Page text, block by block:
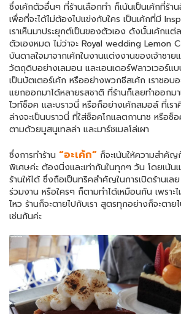
ซึ่งเค้กตัวอื่นๆ ที่ร้านเลือกทำ ก็เน้นเป็นเค้กที่ร้าน
เพื่อที่จะได้ไม่ต้องไปแข่งกับใคร เป็นเค้กที่มี
เราเห็นมาประยุกต์เป็นของตัวเอง ดังนั้นเค้กแต่
ตัวเองหมด ไม่ว่าจะ Royal wedding Lemon
บันดาลใจมาจากเค้กในงานแต่งงานของเจ้าชาย
วัตถุดิบอย่างเลมอน และเอนเดอร์ฟลาวเวอร์แ
เป็นบัตเตอร์เค้ก หรืออย่างพวกชีสเค้ก เราชอบ
แยกออกมาได้หลายรสชาติ ที่ร้านก็เลยทำออกม
ไวท์ช็อค และบราวนี่ หรือก็อย่างเค้กสมอล์ ที่เร
ล่างจะเป็นบราวนี่ ที่ใส่ช็อคโกแลตกานาช หรือช็
ตามด้วยมูสนูเทลล่า และมาร์ชเมลโล่เผา
ซึ่งการทำร้าน “อะเค้ก” ก็จะเน้นให้ความสำคั
พิเศษค่ะ ต้องนิ่งและเท่ากันในทุกๆ วัน โดยเน้น
ร้านให้ได้ ซึ่งถือเป็นทริคสำคัญในการเปิดร้านเ
ร่วมงาน หรือใครๆ ก็ตามทำได้เหมือนกัน เพราะ
ไหว ร้านก็จะตายไปกับเรา สูตรทุกอย่างก็จะตา
เช่นกันค่ะ